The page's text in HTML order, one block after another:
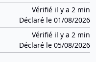
Vérifié il y a 2 min
Déclaré le 01/08/2026
Vérifié il y a 2 min
Déclaré le 05/08/2026